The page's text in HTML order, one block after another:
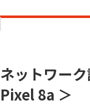
ネットワー
Pixel 8a ＞